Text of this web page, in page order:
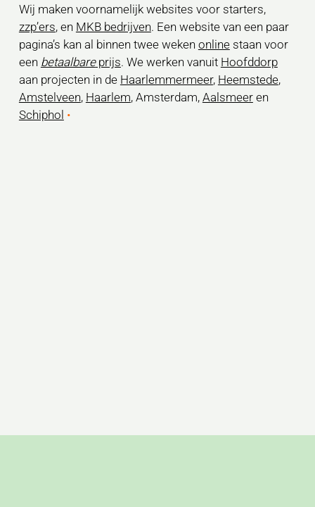
Wij maken voornamelijk websites voor starters,
zzp’ers, en MKB bedrijven. Een website van een paar
pagina’s kan al binnen twee weken onlinestaan voor
een betaalbareprijs. We werken vanuit Hoofddorp
aan projecten in de Haarlemmermeer, Heemstede,
Amstelveen, Haarlem, Amsterdam, Aalsmeeren
Schiphol •